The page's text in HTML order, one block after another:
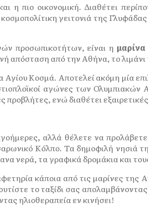
η πιο οικονομική. Διαθέτει
γειτονιά της
προσωπικοτήτων, είναι η
απόσταση από την Αθήνα, το λιμάνι
Κοσμά. Αποτελεί ακόμη μία
αγώνες των
ενώ διαθέτει
αλλά θέλετε να
Κόλπο. Τα δημοφιλή νησιά
νερά, τα γραφικά δρομάκια και
κάποια από τις μαρίνες της
το ταξίδι σας
ηλιοθεραπεία εν κινήσει!